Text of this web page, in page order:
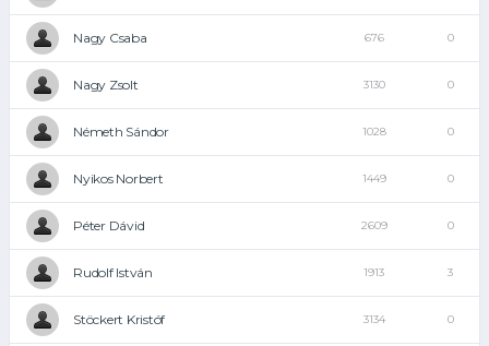
Nagy Csaba 676 0
Nagy Zsolt 3130 0
Németh Sándor 1028 0
Nyikos Norbert 1449 0
Péter Dávid 2609 0
Rudolf István 1913 3
Stöckert Kristóf 3134 0